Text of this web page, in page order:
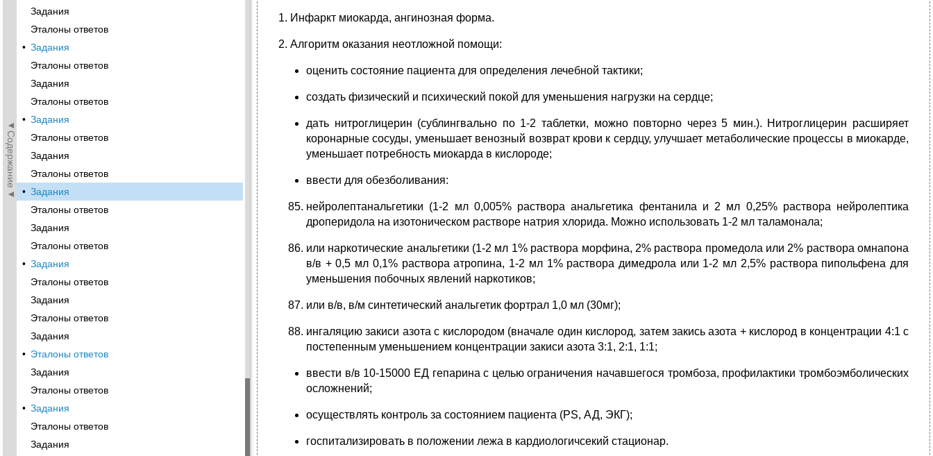
◄Содержание◄
Задания
Эталоны ответов
• Задания
Эталоны ответов
Задания
Эталоны ответов
• Задания
Эталоны ответов
Задания
Эталоны ответов
• Задания
Эталоны ответов
Задания
Эталоны ответов
• Задания
Эталоны ответов
Задания
Эталоны ответов
Задания
• Эталоны ответов
Задания
Эталоны ответов
• Задания
Эталоны ответов
Задания
1. Инфаркт миокарда, ангинозная форма.
2. Алгоритм оказания неотложной помощи:
оценить состояние пациента для определения лечебной тактики;
создать физический и психический покой для уменьшения нагрузки на сердце;
дать нитроглицерин (сублингвально по 1-2 таблетки, можно повторно через 5 мин.). Нитроглицерин расширяет
коронарные сосуды, уменьшает венозный возврат крови к сердцу, улучшает метаболические процессы в миокарде,
уменьшает потребность миокарда в кислороде;
ввести для обезболивания:
нейролептанальгетики (1-2 мл 0,005% раствора анальгетика фентанила и 2 мл 0,25% раствора нейролептика
дроперидола на изотоническом растворе натрия хлорида. Можно использовать 1-2 мл таламонала;
или наркотические анальгетики (1-2 мл 1% раствора морфина, 2% раствора промедола или 2% раствора омнапона
в/в + 0,5 мл 0,1% раствора атропина, 1-2 мл 1% раствора димедрола или 1-2 мл 2,5% раствора пипольфена для
уменьшения побочных явлений наркотиков;
или в/в, в/м синтетический анальгетик фортрал 1,0 мл (30мг);
ингаляцию закиси азота с кислородом (вначале один кислород, затем закись азота + кислород в концентрации 4:1 с
постепенным уменьшением концентрации закиси азота 3:1, 2:1, 1:1;
ввести в/в 10-15000 ЕД гепарина с целью ограничения начавшегося тромбоза, профилактики тромбоэмболических
осложнений;
осуществлять контроль за состоянием пациента (PS, АД, ЭКГ);
госпитализировать в положении лежа в кардиологичсекий стационар.